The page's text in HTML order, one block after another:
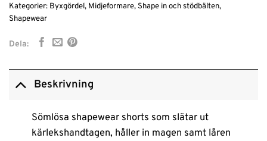
Kategorier: Byxgördel, Midjeformare, Shape in och stödbälten,
Shapewear
Dela:
Beskrivning
Sömlösa shapewear shorts som slätar ut
kärlekshandtagen, håller in magen samt låren